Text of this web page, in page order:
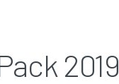
2019